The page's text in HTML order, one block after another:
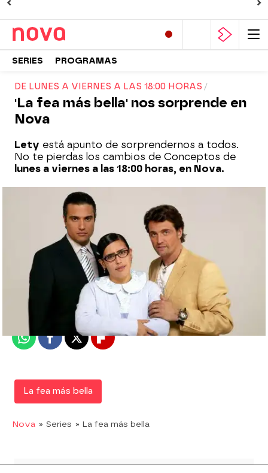
SERIES PROGRAMAS
DE LUNES A VIERNES A LAS 18:00 HORAS
'La fea más bella' nos sorprende en
Nova
Lety está apunto de sorprendernos a todos.
No te pierdas los cambios de Conceptos de
lunes a viernes a las 18:00 horas, en Nova.
Nova
Madrid
07 de febrero de 2018, 17:07
WhatsappFacebook
X Flipboard
La fea más bella
Nova » Series » La fea más bella